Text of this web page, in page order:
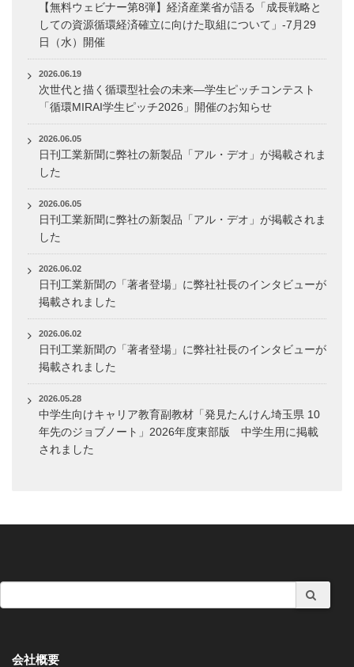
【無料ウェビナー第8弾】経済産業省が語る「成長戦略と
しての資源循環経済確立に向けた取組について」-7月29
日（水）開催
2026.06.19
次世代と描く循環型社会の未来―学生ピッチコンテスト
「循環MIRAI学生ピッチ2026」開催のお知らせ
2026.06.05
日刊工業新聞に弊社の新製品「アル・デオ」が掲載されま
した
2026.06.05
日刊工業新聞に弊社の新製品「アル・デオ」が掲載されま
した
2026.06.02
日刊工業新聞の「著者登場」に弊社社長のインタビューが
掲載されました
2026.06.02
日刊工業新聞の「著者登場」に弊社社長のインタビューが
掲載されました
2026.05.28
中学生向けキャリア教育副教材「発見たんけん埼玉県 10
年先のジョブノート」2026年度東部版 中学生用に掲載
されました
会社概要